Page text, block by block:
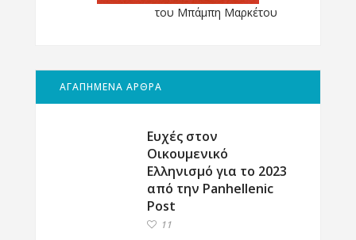
του Μπάμπη Μαρκέτου
ΑΓΑΠΗΜΕΝΑ ΑΡΘΡΑ
Ευχές στον
Οικουμενικό
Ελληνισμό για το 2023
από την Panhellenic
Post
11